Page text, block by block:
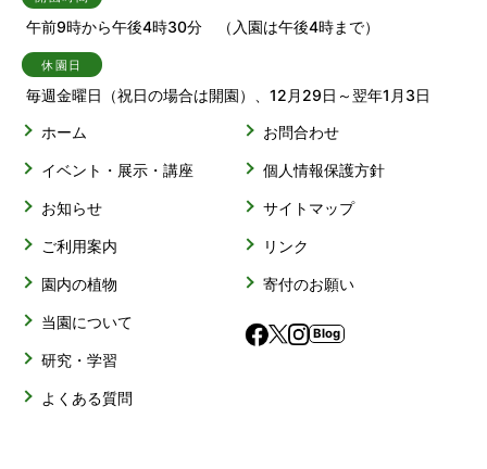
午前9時から午後4時30分 （入園は午後4時まで）
休園日
毎週金曜日（祝日の場合は開園）、12月29日～翌年1月3日
ホーム
イベント・展示・講座
お知らせ
ご利用案内
園内の植物
当園について
研究・学習
よくある質問
お問合わせ
個人情報保護方針
サイトマップ
リンク
寄付のお願い
Blog